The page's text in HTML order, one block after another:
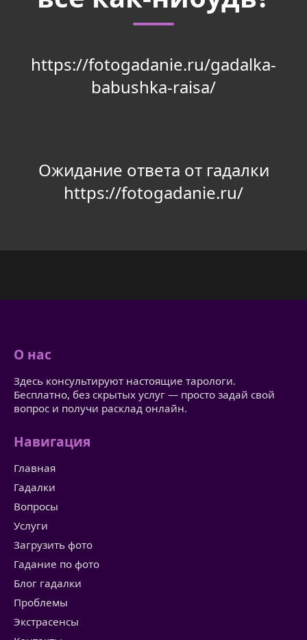
https://fotogadanie.ru/gadalka-
babushka-raisa/
Ожидание ответа от гадалки
https://fotogadanie.ru/
О нас
Здесь консультируют настоящие тарологи.
Бесплатно, без скрытых услуг — просто задай свой
вопрос и получи расклад онлайн.
Навигация
Главная
Гадалки
Вопросы
Услуги
Загрузить фото
Гадание по фото
Блог гадалки
Проблемы
Экстрасенсы